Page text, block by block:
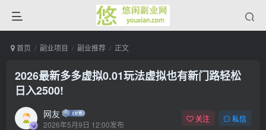
首页 副业项目 副业推荐 正文
2026最新多多虚拟0.01玩法虚拟也有新门路轻松
日入2500!
网友
2026年5月9日 12:00发布
关注 私信